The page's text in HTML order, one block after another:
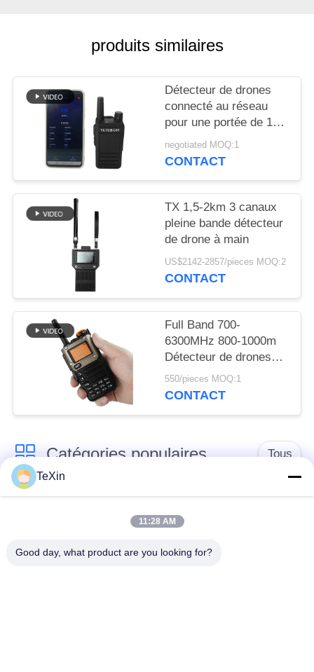
CITATION
PLAN
PRIVACY
POLICY
produits similaires
Détecteur de drones
connecté au réseau
pour une portée de 1
negotiated MOQ:1
CONTACT
TX 1,5-2km 3 canaux
pleine bande détecteur
de drone à main
US$2142-2857/pieces MOQ:2
CONTACT
Full Band 700-
6300MHz 800-1000m
Détecteur de drones
Protection de la
sécurité avec une
550/pieces MOQ:1
CONTACT
Catégories populaires Tous
Module de brouilleur
module de brouillage
de drone
Module de brouilleur
amplificateur de
TeXin
11:28 AM
Good day, what product are you looking for?